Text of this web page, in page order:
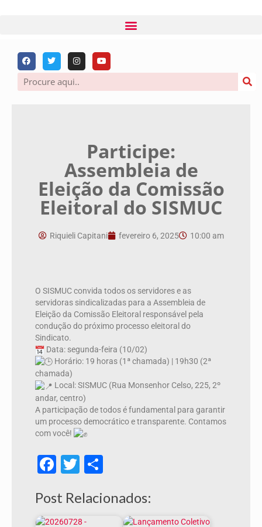
Participe:
Assembleia de
Eleição da Comissão
Eleitoral do SISMUC
Riquieli Capitani fevereiro 6, 2025 10:00 am
O SISMUC convida todos os servidores e as
servidoras sindicalizadas para a Assembleia de
Eleição da Comissão Eleitoral responsável pela
condução do próximo processo eleitoral do
Sindicato.
Data: segunda-feira (10/02)
Horário: 19 horas (1ª chamada) | 19h30 (2ª
chamada)
Local: SISMUC (Rua Monsenhor Celso, 225, 2º
andar, centro)
A participação de todos é fundamental para garantir
um processo democrático e transparente. Contamos
com você!
Facebook
Twitter
Post Relacionados: